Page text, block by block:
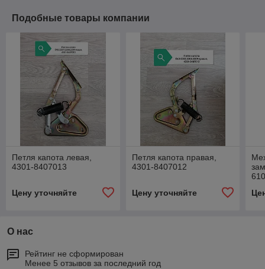
Подобные товары компании
Петля капота левая,
4301-8407013
Цену уточняйте
Петля капота правая,
4301-8407012
Цену уточняйте
О нас
Рейтинг не сформирован
Менее 5 отзывов за последний год